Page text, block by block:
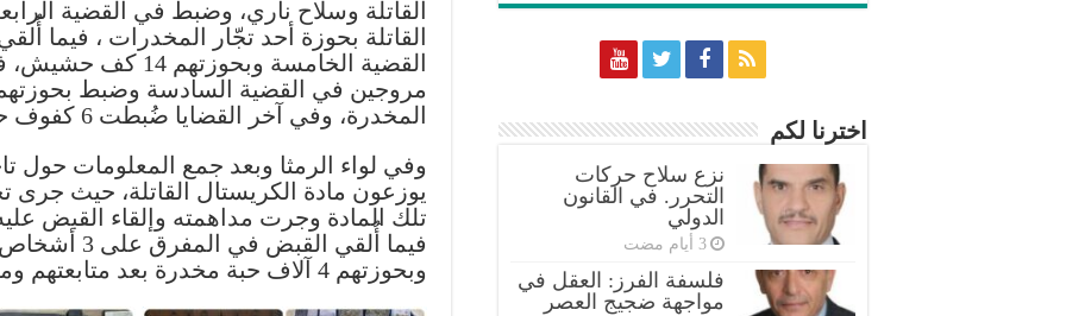
القاتلة بحوزة أحد تجّار المخدرات ، فيما
القضية الخامسة
المخدرة، وفي آخر القضايا ضُبطت 6 كفوف حشيش بحوزة أحد المروجين .
وفي لواء الرمثا وبعد جمع المعلومات
يوزعون مادة الكريستال القاتلة، حيث جرى
فيما أُلقي
وبحوزتهم 4 آلاف حبة مخدرة بعد متابعتهم ومداهمتهم
اخترنا لكم
نزع سلاح حركات
التحرر. في القانون
الدولي
فلسفة الفرز: العقل في
مواجهة ضجيج العصر